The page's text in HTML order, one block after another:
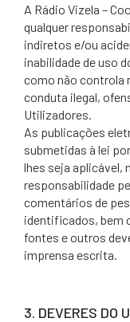
A Rádio Vizela –
qualquer
indiretos e/ou
inabilidade de uso
como não controla
conduta ilegal,
Utilizadores.
As publicações
submetidas à lei
lhes seja aplicável,
responsabilidade
comentários de
identificados, bem
fontes e outros
imprensa escrita.
3. DEVERES DO